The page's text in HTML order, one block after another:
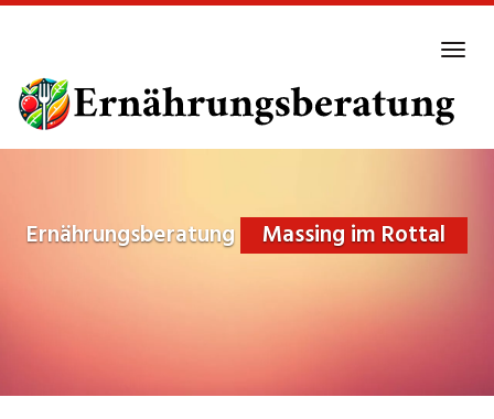
main
content
Ernährungsberatung Massing im Rottal